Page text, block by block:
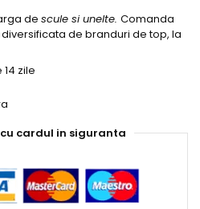
de scule si unelte. Comanda
de branduri de top, la
zile
cardul in siguranta